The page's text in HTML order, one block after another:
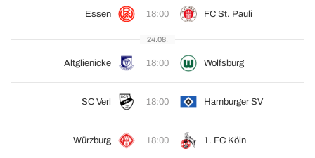
Essen 18:00 FC St. Pauli
24.08.
Altglienicke 18:00 Wolfsburg
SC Verl 18:00 Hamburger SV
Würzburg 18:00 1. FC Köln